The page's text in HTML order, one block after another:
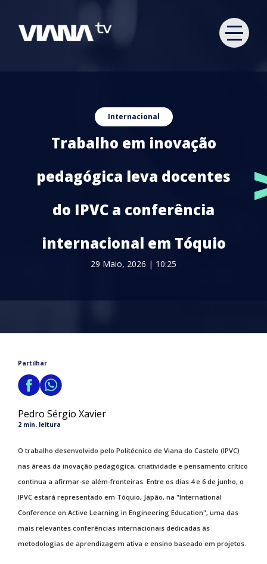
Internacional
Trabalho em inovação
pedagógica leva docentes
do IPVC a conferência
internacional em Tóquio
29 Maio, 2026 | 10:25
Partilhar
Pedro Sérgio Xavier
2 min. leitura
O trabalho desenvolvido pelo Politécnico de Viana do Castelo (IPVC)
nas áreas da inovação pedagógica, criatividade e pensamento crítico
continua a afirmar-se além-fronteiras. Entre os dias 4 e 6 de junho, o
IPVC estará representado em Tóquio, Japão, na "International
Conference on Active Learning in Engineering Education", uma das
mais relevantes conferências internacionais dedicadas às
metodologias de aprendizagem ativa e ensino baseado em projetos.